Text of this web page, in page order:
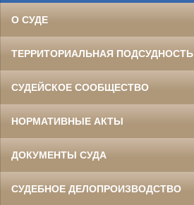
О СУДЕ
ТЕРРИТОРИАЛЬНАЯ ПОДСУДНОСТЬ
СУДЕЙСКОЕ СООБЩЕСТВО
НОРМАТИВНЫЕ АКТЫ
ДОКУМЕНТЫ СУДА
СУДЕБНОЕ ДЕЛОПРОИЗВОДСТВО